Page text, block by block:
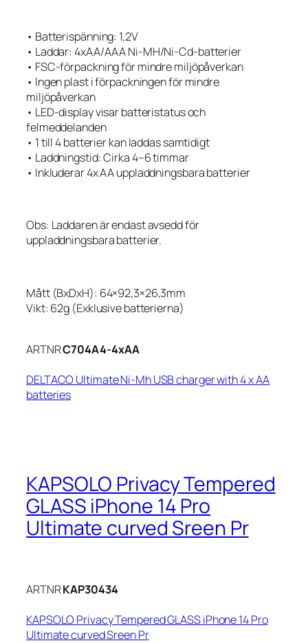
• Batterispänning: 1,2V
• Laddar: 4xAA/AAA Ni-MH/Ni-Cd-batterier
• FSC-förpackning för mindre miljöpåverkan
• Ingen plast i förpackningen för mindre
miljöpåverkan
• LED-display visar batteristatus och
felmeddelanden
• 1 till 4 batterier kan laddas samtidigt
• Laddningstid: Cirka 4–6 timmar
• Inkluderar 4x AA uppladdningsbara batterier
Obs: Laddaren är endast avsedd för
uppladdningsbara batterier.
Mått (BxDxH): 64×92,3×26,3mm
Vikt: 62g (Exklusive batterierna)
ARTNRC704A4-4xAA
DELTACO Ultimate Ni-Mh USB charger with 4 x AA
batteries
KAPSOLO Privacy Tempered
GLASS iPhone 14 Pro
Ultimate curved Sreen Pr
ARTNRKAP30434
KAPSOLO Privacy Tempered GLASS iPhone 14 Pro
Ultimate curved Sreen Pr